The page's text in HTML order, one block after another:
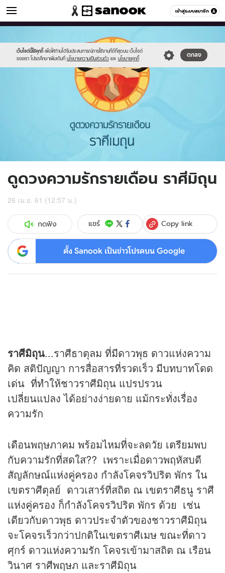
เข้าสู่ระบบสมาชิก
ดูดวง หมวดอื่นๆ
เว็บไซต์นี้ใช้คุกกี้ เพื่อให้ท่านได้รับประสบการณ์การใช้งานที่ดีที่สุดบน เว็บไซต์
ของเรา โปรดศึกษาเพิ่มเติมที่ นโยบายความเป็นส่วนตัว และ นโยบายคุกกี้
ตกลง
new-
sanook.png
ดูดวงความรักรายเดือน ราศีมิถุน
26 เม.ย. 61 (12:57 น.)
กดฟัง แชร์ Copy link
ตั้ง Sanook เป็นข่าวโปรดบน Google
ราศีมิถุน...ราศีธาตุลม ที่มีดาวพุธ ดาวแห่งความ
คิด สติปัญญา การสื่อสารที่รวดเร็ว มีบทบาทโดด
เด่น ที่ทำให้ชาวราศีมิถุน แปรปรวน
เปลี่ยนแปลง ได้อย่างง่ายดาย แม้กระทั่งเรื่อง
ความรัก
เดือนพฤษภาคม พร้อมไหมที่จะลดวัย เตรียมพบ
กับความรักที่สดใส?? เพราะเมื่อดาวพฤหัสบดี
สัญลักษณ์แห่งคู่ครอง กำลังโคจรวิปริต พักร ใน
เขตราศีตุลย์ ดาวเสาร์ที่สถิต ณ เขตราศีธนู ราศี
แห่งคู่ครอง ก็กำลังโคจรวิปริต พักร ด้วย เช่น
เดียวกับดาวพุธ ดาวประจำตัวของชาวราศีมิถุน
จะโคจรเร็วกว่าปกติในเขตราศีเมษ ขณะที่ดาว
ศุกร์ ดาวแห่งความรัก โคจรเข้ามาสถิต ณ เรือน
วินาศ ราศีพฤษภ และราศีมิถุน